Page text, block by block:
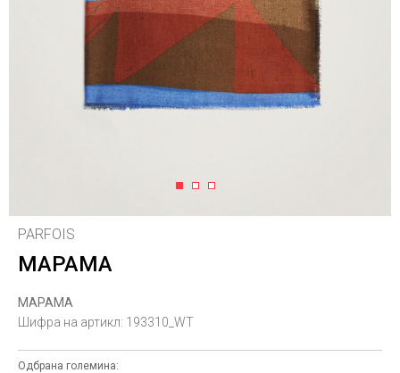
1 2 3
PARFOIS
МАРАМА
МАРАМА
Шифра на артикл: 193310_WT
Одбрана големина: